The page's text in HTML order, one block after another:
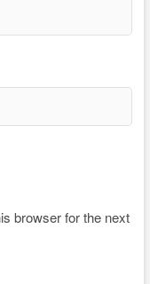
browser for the next